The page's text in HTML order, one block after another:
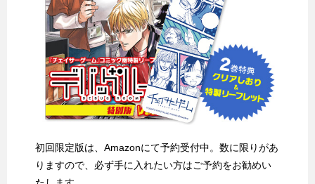
初回限定版は、Amazonにて予約受付中。数に限りがあ
りますので、必ず手に入れたい方はご予約をお勧めい